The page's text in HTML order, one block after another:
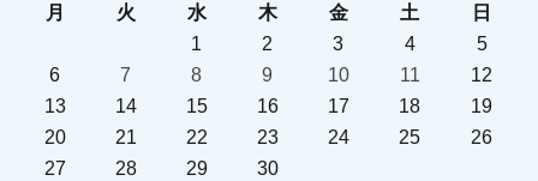
月
火 水 木 金 土
日
1
2 3 4
5
6
7 8 9 10 11
12
13
14 15 16 17 18
19
20
21 22 23 24 25
26
27
28 29
30